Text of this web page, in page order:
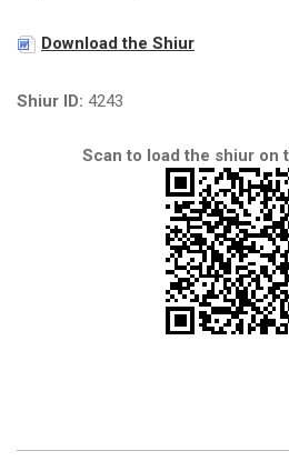
Download the Shiur
Shiur ID: 4243
Scan to load the shiur on